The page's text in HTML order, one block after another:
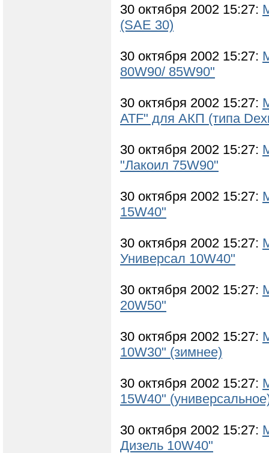
30 октября 2002 15:27:
(SAE 30)
30 октября 2002 15:27:
80W90/ 85W90"
30 октября 2002 15:27:
ATF" для АКП (типа
30 октября 2002 15:27:
"Лакоил 75W90"
30 октября 2002 15:27:
15W40"
30 октября 2002 15:27:
Универсал 10W40"
30 октября 2002 15:27:
20W50"
30 октября 2002 15:27:
10W30" (зимнее)
30 октября 2002 15:27:
15W40"
30 октября 2002 15:27:
Дизель 10W40"